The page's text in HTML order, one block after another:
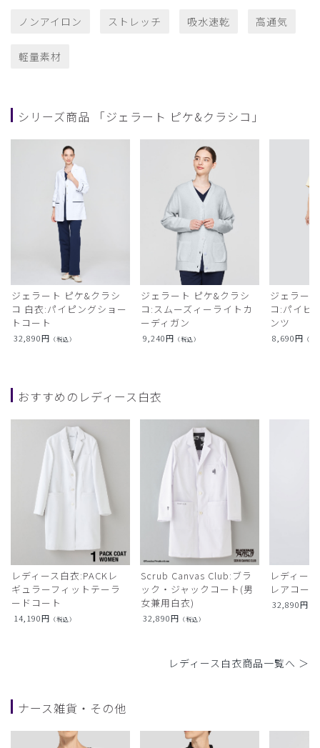
ノンアイロン ストレッチ 吸水速乾 高通気
軽量素材
シリーズ商品 「ジェラート ピケ&クラシコ」
ジェラート ピケ&クラシ
コ 白衣:パイピングショー
トコート
32,890円 （税込）
ジェラート ピケ&クラシ
コ:スムーズィーライトカ
ーディガン
9,240円 （税込）
ジェラー
コ:パイピ
ンツ
8,690円 （税
おすすめのレディース白衣
レディース白衣:PACKレ
ギュラーフィットテーラ
ードコート
14,190円 （税込）
Scrub Canvas Club:ブラ
ック・ジャックコート(男
女兼用白衣)
32,890円 （税込）
レディー
レアコート
32,890円
レディース白衣商品一覧へ ＞
ナース雑貨・その他